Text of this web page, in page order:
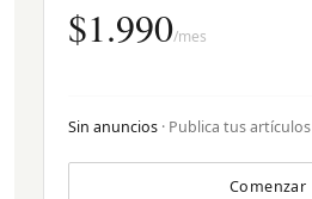
$1.990/mes
Sin anuncios · Publica tus artículos
Comenzar